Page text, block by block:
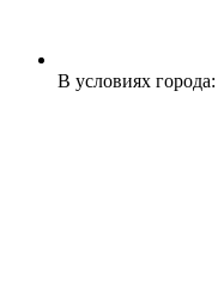
В условиях города: